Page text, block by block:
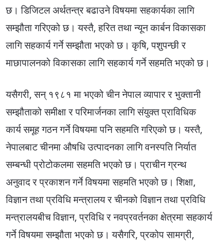
छ। डिजिटल अर्थतन्त्र बढाउने विषयमा सहकार्यका लागि
सम्झौता गरिएको छ। यस्तै, हरित तथा न्यून कार्बन विकासका
लागि सहकार्य गर्ने सम्झौता भएको छ। कृषि, पशुपन्छी र
माछापालनको विकासका लागि सहकार्य गर्ने सहमति भएको छ।
यसैगरी, सन् १९८१ मा भएको चीन नेपाल व्यापार र भुक्तानी
सम्झौताको समीक्षा र परिमार्जनका लागि संयुक्त प्राविधिक
कार्य समूह गठन गर्ने विषयमा पनि सहमति गरिएको छ। यस्तै,
नेपालबाट चीनमा औषधि उत्पादनका लागि वनस्पति निर्यात
सम्बन्धी प्रोटोकलमा सहमति भएको छ। प्राचीन ग्रन्थ
अनुवाद र प्रकाशन गर्ने विषयमा सहमति भएको छ। शिक्षा,
विज्ञान तथा प्रविधि मन्त्रालय र चीनको विज्ञान तथा प्रविधि
मन्त्रालयबीच विज्ञान, प्रविधि र नवप्रवर्तनका क्षेत्रमा सहकार्य
गर्ने विषयमा सम्झौता भएको छ। यसैगरि, प्रकोप सामग्री,